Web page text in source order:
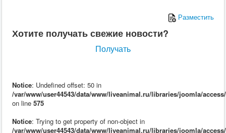
Ветеринария
Ветеринария
Кормление
Пушные звери
Экзотические животные
Ветеринария
Разместить
Хотите получать свежие новости?
Получать
Notice: Undefined offset: 50 in
/var/www/user44543/data/www/liveanimal.ru/libraries/joomla/
on line 575
Notice: Trying to get property of non-object in
/var/www/user44543/data/www/liveanimal.ru/libraries/joomla/